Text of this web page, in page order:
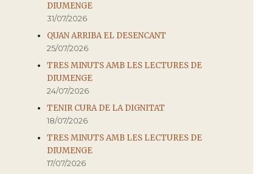
DIUMENGE
31/07/2026
QUAN ARRIBA EL DESENCANT
25/07/2026
TRES MINUTS AMB LES LECTURES DE
DIUMENGE
24/07/2026
TENIR CURA DE LA DIGNITAT
18/07/2026
TRES MINUTS AMB LES LECTURES DE
DIUMENGE
17/07/2026